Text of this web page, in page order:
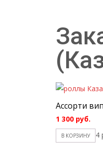
Ассорти вип
1 300 руб.
В КОРЗИНУ 4